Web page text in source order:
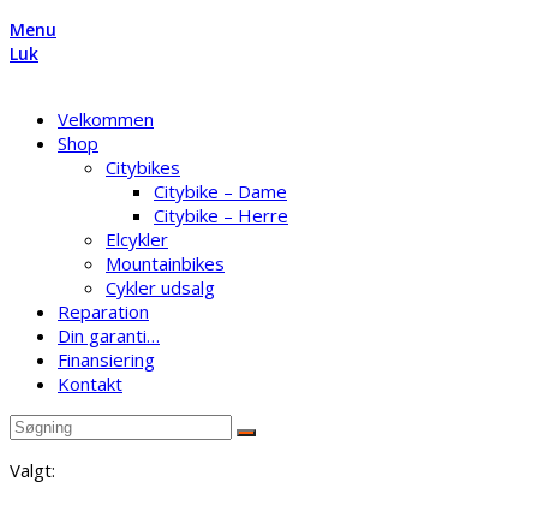
Menu
Luk
Velkommen
Shop
Citybikes
Citybike – Dame
Citybike – Herre
Elcykler
Mountainbikes
Cykler udsalg
Reparation
Din garanti…
Finansiering
Kontakt
Valgt: